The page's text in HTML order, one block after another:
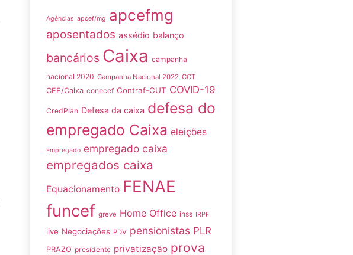
Agências apcef/mg apcefmg
aposentados assédio balanço
bancários Caixa campanha
nacional 2020 Campanha Nacional 2022 CCT
CEE/Caixa conecef Contraf-CUT COVID-19
CredPlan Defesa da caixa defesa do
empregado Caixa eleições
Empregado empregado caixa
empregados caixa
Equacionamento FENAE
funcef greve Home Office inss IRPF
live Negociações PDV pensionistas PLR
PRAZO presidente privatização prova